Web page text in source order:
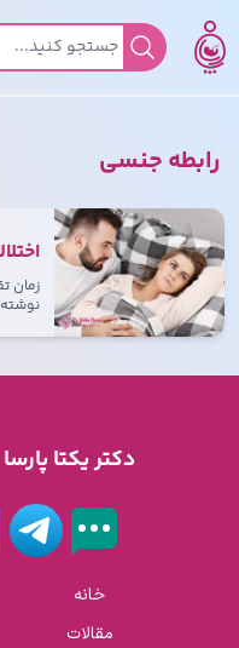
جستجو برای:
رابطه جنسی
زمان
دکتر یکتا
خانه
مقالات